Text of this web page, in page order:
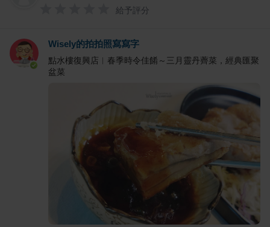
給予評分
Wisely的拍拍照寫寫字
點水樓復興店︱春季時令佳餚～三月靈丹薺菜，經典匯聚
盆菜